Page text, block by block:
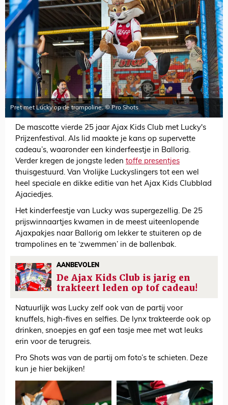
Pret met Lucky op de trampoline. © Pro Shots
De mascotte vierde 25 jaar Ajax Kids Club met Lucky's
Prijzenfestival. Als lid maakte je kans op supervette
cadeau’s, waaronder een kinderfeestje in Ballorig.
Verder kregen de jongste leden toffe presentjes
thuisgestuurd. Van Vrolijke Luckyslingers tot een wel
heel speciale en dikke editie van het Ajax Kids Clubblad
Ajaciedjes.
Het kinderfeestje van Lucky was supergezellig. De 25
prijswinnaartjes kwamen in de meest uiteenlopende
Ajaxpakjes naar Ballorig om lekker te stuiteren op de
trampolines en te ‘zwemmen’ in de ballenbak.
AANBEVOLEN
De Ajax Kids Club is jarig en
trakteert leden op tof cadeau!
Natuurlijk was Lucky zelf ook van de partij voor
knuffels, high-fives en selfies. De lynx trakteerde ook op
drinken, snoepjes en gaf een tasje mee met wat leuks
erin voor de terugreis.
Pro Shots was van de partij om foto’s te schieten. Deze
kun je hier bekijken!